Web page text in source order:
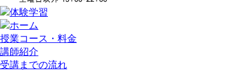
授業コース・料金
講師紹介
受講までの流れ